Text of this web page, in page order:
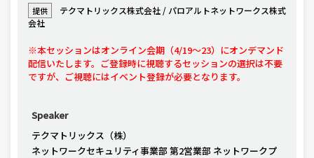
提供
テクマトリックス株式会社 / パロアルトネットワークス株式
会社
※本セッションはオンライン会期（4/19〜23）にオンデマンド
配信いたします。ご登録時に視聴するセッションの選択は不要
ですが、ご視聴にはイベント登録が必要となります。
Speaker
テクマトリックス（株）
ネットワークセキュリティ事業部 第2営業部 ネットワークプ